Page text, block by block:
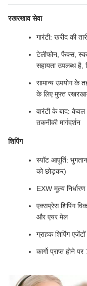
रखरखाव सेवा
गारंटी: खरीद की
टेलीफोन, फैक्स,
सहायता उपलब्ध है,
सामान्य उपयोग के
के लिए मुफ्त
वारंटी के बाद:
तकनीकी मार्गदर्शन
शिपिंग
स्पॉट आपूर्ति:
को छोड़कर)
EXW मूल्य
एक्सप्रेस शिपिंग
और एयर मेल
ग्राहक शिपिंग
कार्गो प्राप्त होने